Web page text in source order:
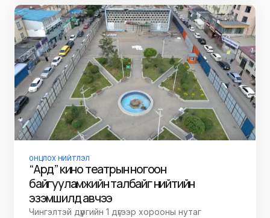
ОНЦЛОХ НИЙТЛЭЛ
“Ард” кино театрын ногоон
байгууламжийн талбайг нийтийн
эзэмшилд авчээ
Чингэлтэй дүүргийн 1 дүгээр хорооны нутаг